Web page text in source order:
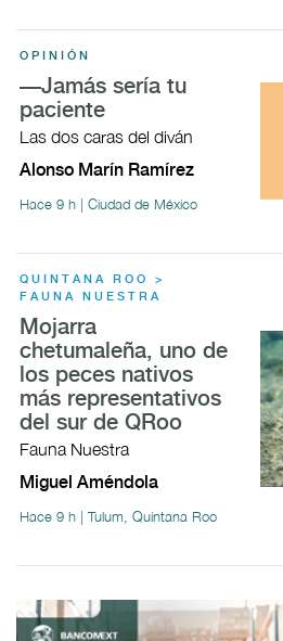
OPINIÓN
—Jamás sería tu
paciente
Las dos caras del diván
Alonso Marín Ramírez
Hace 9 h | Ciudad de México
QUINTANA ROO >
FAUNA NUESTRA
Mojarra
chetumaleña, uno de
los peces nativos
más representativos
del sur de QRoo
Fauna Nuestra
Miguel Améndola
Hace 9 h | Tulum, Quintana Roo